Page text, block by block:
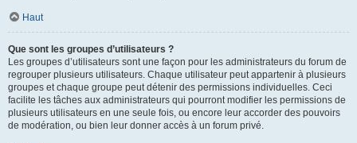
Haut
Que sont les groupes d’utilisateurs ?
Les groupes d’utilisateurs sont une façon pour les administrateurs du forum de
regrouper plusieurs utilisateurs. Chaque utilisateur peut appartenir à plusieurs
groupes et chaque groupe peut détenir des permissions individuelles. Ceci
facilite les tâches aux administrateurs qui pourront modifier les permissions de
plusieurs utilisateurs en une seule fois, ou encore leur accorder des pouvoirs
de modération, ou bien leur donner accès à un forum privé.